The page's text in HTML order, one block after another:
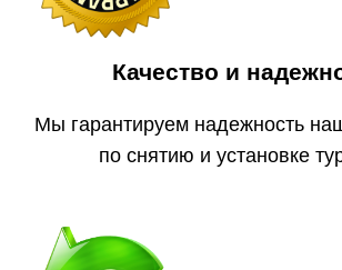
Качество и
Мы гарантируем надежность
по снятию и установке